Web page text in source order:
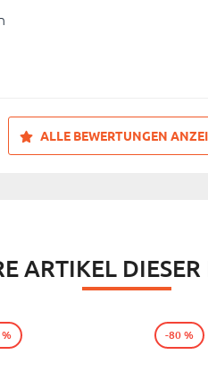
ALLE BEWERTUNGEN
ARTIKEL
-80 %